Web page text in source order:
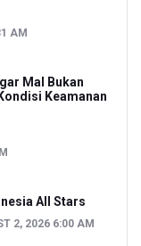
AM
Mal Bukan
Keamanan
All Stars
2, 2026 6:00 AM